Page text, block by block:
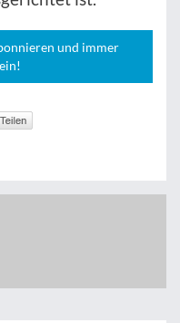
und immer